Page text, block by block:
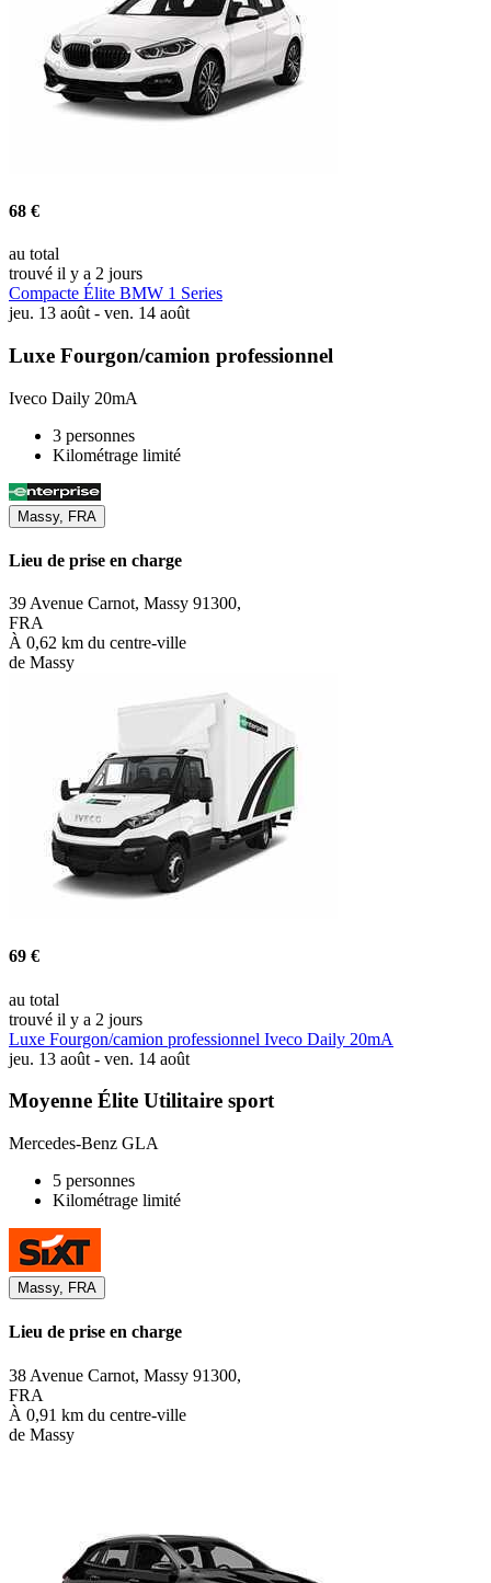
68 €
au total
trouvé il y a 2 jours
Compacte Élite BMW 1 Series
jeu. 13 août - ven. 14 août
Luxe Fourgon/camion professionnel
Iveco Daily 20mA
3 personnes
Kilométrage limité
Massy, FRA
Lieu de prise en charge
39 Avenue Carnot, Massy 91300,
FRA
À 0,62 km du centre-ville
de Massy
69 €
au total
trouvé il y a 2 jours
Luxe Fourgon/camion professionnel Iveco Daily 20mA
jeu. 13 août - ven. 14 août
Moyenne Élite Utilitaire sport
Mercedes-Benz GLA
5 personnes
Kilométrage limité
Massy, FRA
Lieu de prise en charge
38 Avenue Carnot, Massy 91300,
FRA
À 0,91 km du centre-ville
de Massy